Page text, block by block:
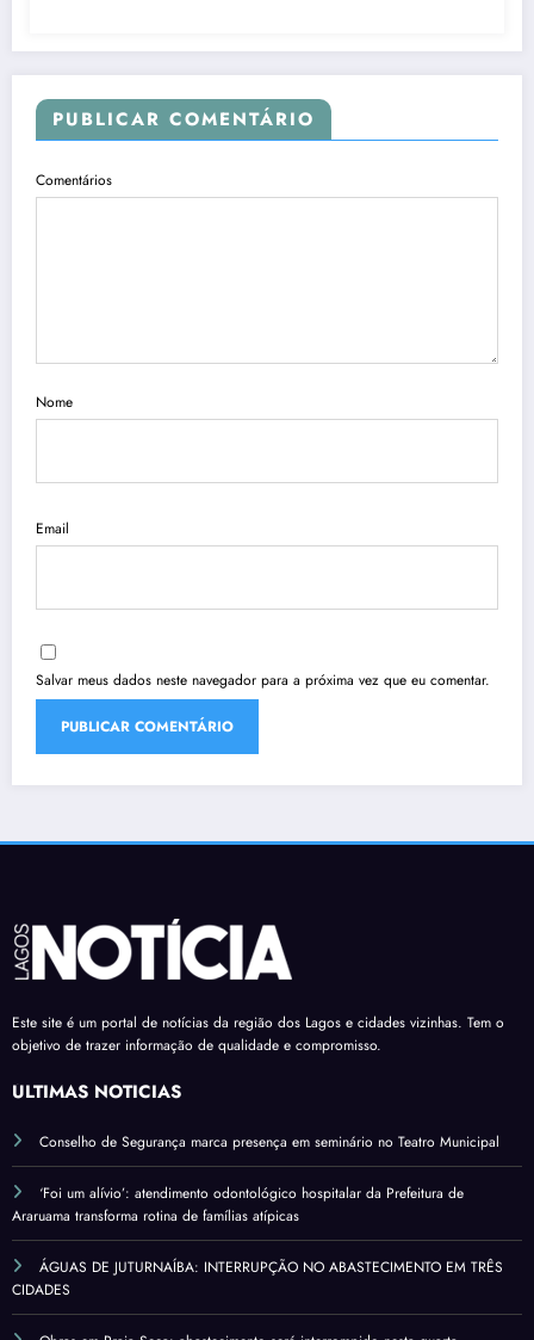
PUBLICAR COMENTÁRIO
Comentários
Nome
Email
Salvar meus dados neste navegador para a próxima vez que eu comentar.
Este site é um portal de notícias da região dos Lagos e cidades vizinhas. Tem o
objetivo de trazer informação de qualidade e compromisso.
ÚLTIMAS NOTÍCIAS
Conselho de Segurança marca presença em seminário no Teatro Municipal
‘Foi um alívio’: atendimento odontológico hospitalar da Prefeitura de
Araruama transforma rotina de famílias atípicas
ÁGUAS DE JUTURNAÍBA: INTERRUPÇÃO NO ABASTECIMENTO EM TRÊS
CIDADES